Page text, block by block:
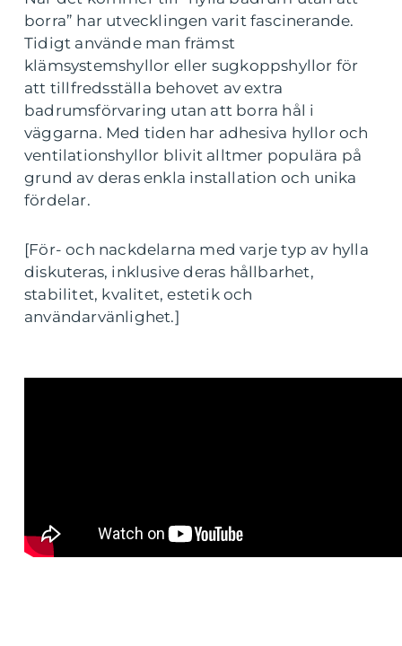
borra” har utvecklingen varit fascinerande.
Tidigt använde man främst
klämsystemshyllor eller sugkoppshyllor för
att tillfredsställa behovet av extra
badrumsförvaring utan att borra hål i
väggarna. Med tiden har adhesiva hyllor och
ventilationshyllor blivit alltmer populära på
grund av deras enkla installation och unika
fördelar.
[För- och nackdelarna med varje typ av hylla
diskuteras, inklusive deras hållbarhet,
stabilitet, kvalitet, estetik och
användarvänlighet.]